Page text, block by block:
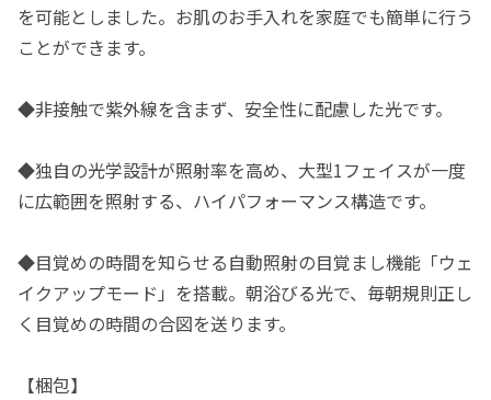
を可能としました。お肌のお手入れを家庭でも簡単に行う
ことができます。
◆非接触で紫外線を含まず、安全性に配慮した光です。
◆独自の光学設計が照射率を高め、大型1フェイスが一度
に広範囲を照射する、ハイパフォーマンス構造です。
◆目覚めの時間を知らせる自動照射の目覚まし機能「ウェ
イクアップモード」を搭載。朝浴びる光で、毎朝規則正し
く目覚めの時間の合図を送ります。
【梱包】